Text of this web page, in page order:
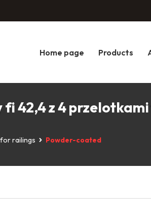
Home page Products
fi 42,4 z 4
railings Powder-coated